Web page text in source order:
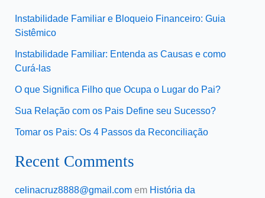
Instabilidade Familiar e Bloqueio Financeiro: Guia
Sistêmico
Instabilidade Familiar: Entenda as Causas e como
Curá-las
O que Significa Filho que Ocupa o Lugar do Pai?
Sua Relação com os Pais Define seu Sucesso?
Tomar os Pais: Os 4 Passos da Reconciliação
Recent Comments
celinacruz8888@gmail.comem História da